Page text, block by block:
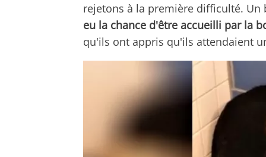
rejetons à la première difficulté. Un
eu la chance d'être accueilli par la
qu'ils ont appris qu'ils attendaient